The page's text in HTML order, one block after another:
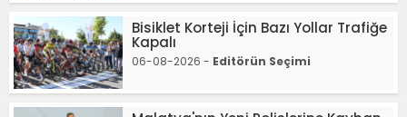
Bisiklet Korteji İçin Bazı Yollar Trafiğe
Kapalı
06-08-2026 - Editörün Seçimi